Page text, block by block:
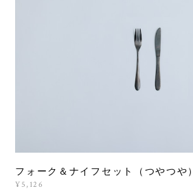
フォーク＆ナイフセット（つやつや）
¥5,126